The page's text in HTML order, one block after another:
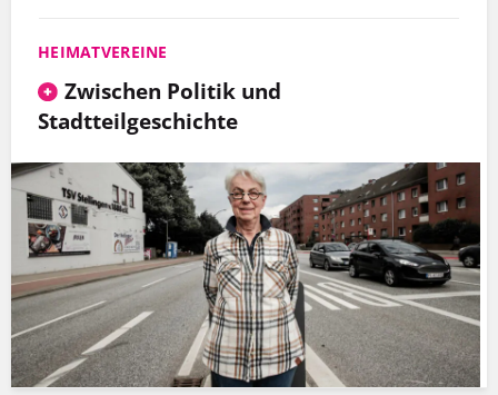
HEIMATVEREINE
Zwischen Politik und
Stadtteilgeschichte